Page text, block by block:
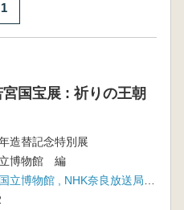
1
国宝展 : 祈りの王朝
造替記念特別展
博物館 編